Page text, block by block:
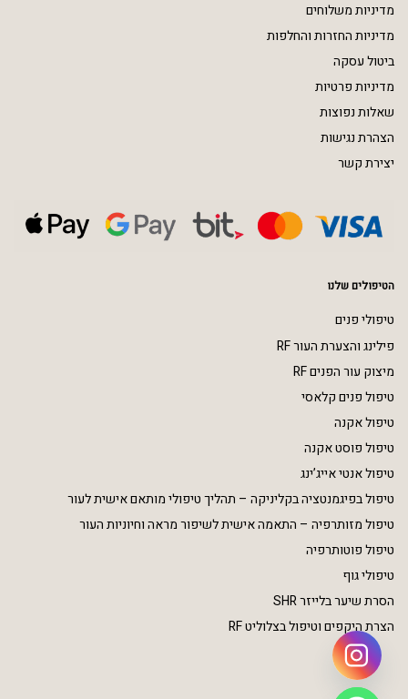
מדיניות משלוחים
מדיניות החזרות והחלפות
ביטול עסקה
מדיניות פרטיות
שאלות נפוצות
הצהרת נגישות
יצירת קשר
הטיפולים שלנו
טיפולי פנים
פילינג והצערת העור RF
מיצוק עור הפנים RF
טיפול פנים קלאסי
טיפול אקנה
טיפול פוסט אקנה
טיפול אנטי אייג’ינג
טיפול בפיגמנטציה בקליניקה – תהליך טיפולי מותאם אישית לעור
טיפול מזותרפיה – התאמה אישית לשיפור מראה וחיוניות העור
טיפול פוטותרפיה
טיפולי גוף
הסרת שיער בלייזר SHR
הצרת היקפים וטיפול בצלוליט RF